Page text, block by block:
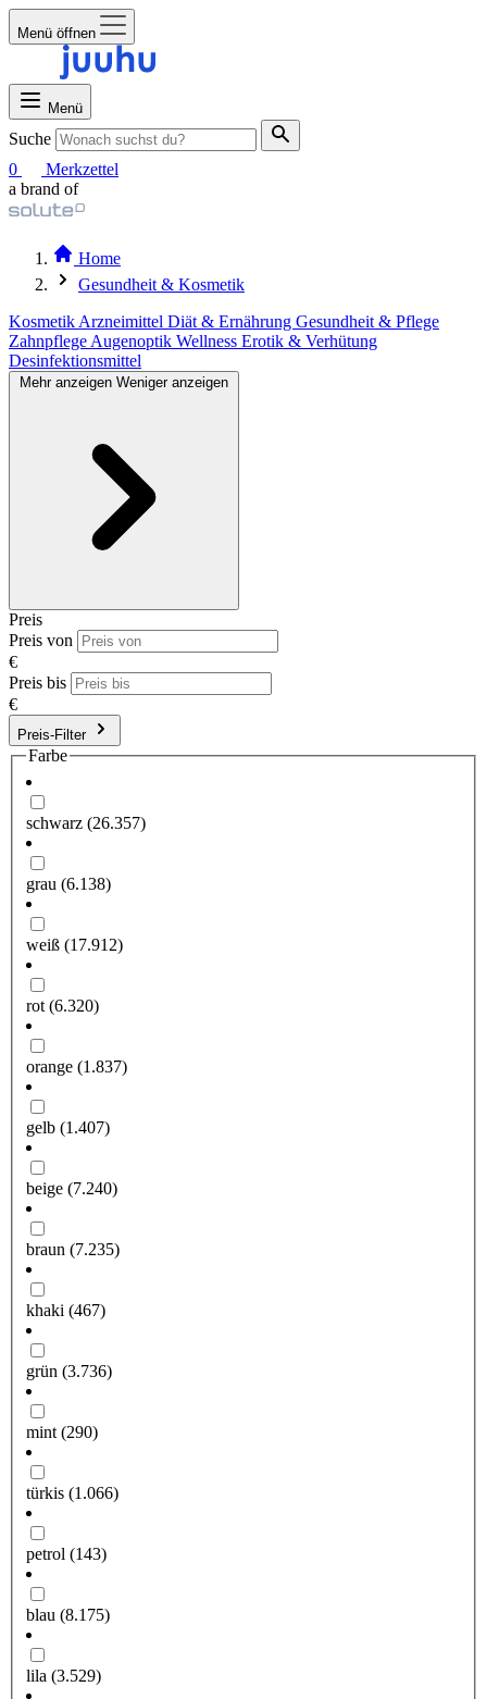
Menü öffnen
Menü
Suche
0
Merkzettel
a brand of
Home
Gesundheit & Kosmetik
Kosmetik Arzneimittel Diät & Ernährung Gesundheit & Pflege
Zahnpflege Augenoptik Wellness Erotik & Verhütung
Desinfektionsmittel
Mehr anzeigen Weniger anzeigen
Preis
Preis von
€
Preis bis
€
Preis-Filter
Farbe
schwarz (26.357)
grau (6.138)
weiß (17.912)
rot (6.320)
orange (1.837)
gelb (1.407)
beige (7.240)
braun (7.235)
khaki (467)
grün (3.736)
mint (290)
türkis (1.066)
petrol (143)
blau (8.175)
lila (3.529)